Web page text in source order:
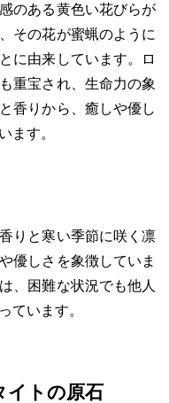
のある黄色い花びらが
その花が蜜蝋のように
に由来しています。ロ
重宝され、生命力の象
香りから、癒しや優し
ます。
りと寒い季節に咲く凛
優しさを象徴していま
、困難な状況でも他人
ています。
イトの原石